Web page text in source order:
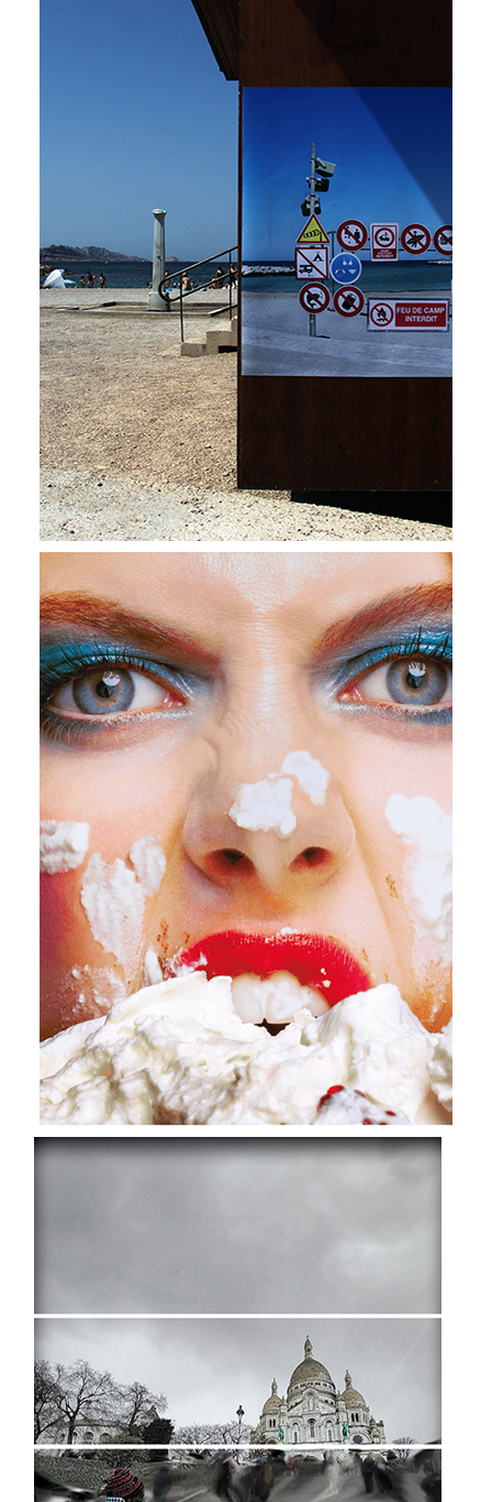
2022
Bifurcations pour
demain
“Quel est le monde dans lequel vous avez envie
que l’on bifurque ?
Vous allez nous le définir, vous allez nous le
raconter. Allez-y, foncez !”
Philippe Cahen
Prospectiviste
2022
Méditerranées
de demain
“Qu’est-ce que la Méditerranée ? Mille
choses à la fois, non pas un paysage, mais
d’innombrables paysages, non pas une mer,
mais une succession de mers, non pas une
civilisation, mais des civilisations entassées
les unes sur les autres.”
Fernand Braudel
Historien
Les beautés de
“Des beautés que l’on sente, que l’on vive, que l’on
chérisse. Des beautés au pluriel, perçues dans la
forme d’un geste, l’utilité d’un détail, la
pertinence d’une réponse”
Anne-Marie Sargueil
Commissaire d’exposition d’EXPLORE